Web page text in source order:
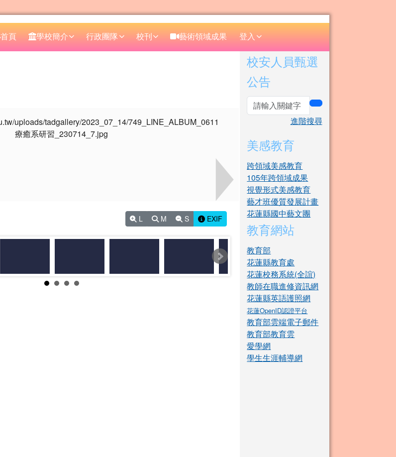
首頁 學校簡介 行政團隊 校刊 藝術領域成果 登入
L M S EXIF
右邊區域內容
校安人員甄選
公告
search
進階搜尋
美感教育
跨領域美感教育
105年跨領域成果
視覺形式美感教育
藝才班優質發展計畫
花蓮縣國中藝文團
教育網站
教育部
花蓮縣教育處
花蓮校務系統(全誼)
教師在職進修資訊網
花蓮縣英語護照網
花蓮OpenID認證平台
教育部雲端電子郵件
教育部教育雲
愛學網
學生生涯輔導網